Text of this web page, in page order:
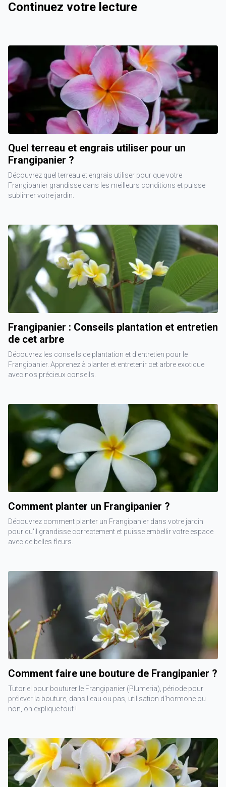
Continuez votre lecture
Quel terreau et engrais utiliser pour un
Frangipanier ?
Découvrez quel terreau et engrais utiliser pour que votre
Frangipanier grandisse dans les meilleurs conditions et puisse
sublimer votre jardin.
Frangipanier : Conseils plantation et entretien
de cet arbre
Découvrez les conseils de plantation et d'entretien pour le
Frangipanier. Apprenez à planter et entretenir cet arbre exotique
avec nos précieux conseils.
Comment planter un Frangipanier ?
Découvrez comment planter un Frangipanier dans votre jardin
pour qu'il grandisse correctement et puisse embellir votre espace
avec de belles fleurs.
Comment faire une bouture de Frangipanier ?
Tutoriel pour bouturer le Frangipanier (Plumeria), période pour
prélever la bouture, dans l'eau ou pas, utilisation d'hormone ou
non, on explique tout !